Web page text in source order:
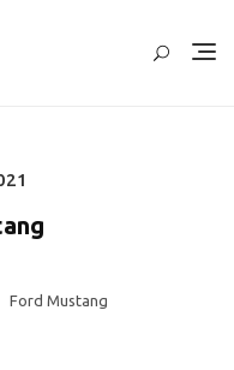
Ford Mustang